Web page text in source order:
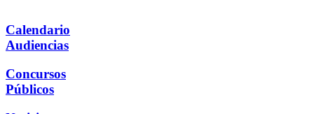
Calendario
Audiencias
Concursos
Públicos